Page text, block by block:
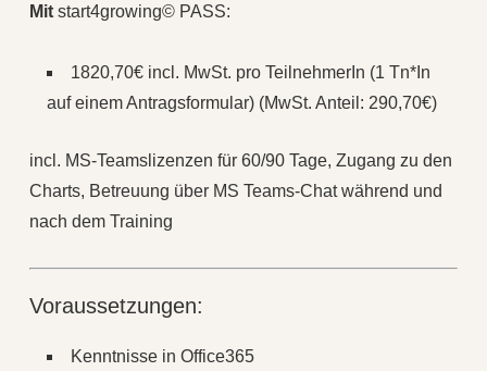
Mitstart4growing© PASS:
1820,70€ incl. MwSt. pro TeilnehmerIn (1 Tn*In
auf einem Antragsformular) (MwSt. Anteil: 290,70€)
incl. MS-Teamslizenzen für 60/90 Tage, Zugang zu den
Charts, Betreuung über MS Teams-Chat während und
nach dem Training
Voraussetzungen:
Kenntnisse in Office365